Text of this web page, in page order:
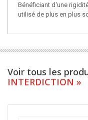
Bénéficiant d'une
utilisé de plus en plus
Voir tous les
INTERDICTION »